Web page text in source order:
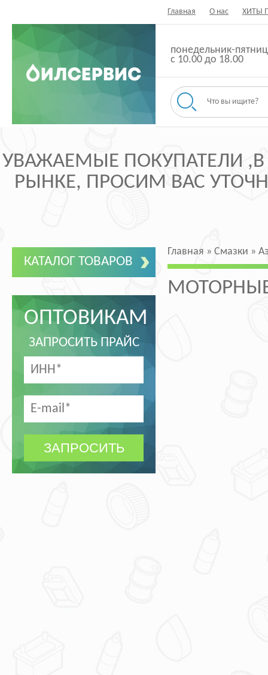
Главная О нас ХИТЫ
понедельник-
с 10.00 до 18.00
УВАЖАЕМЫЕ ПОКУПАТЕЛИ
РЫНКЕ, ПРОСИМ ВАС
КАТАЛОГ ТОВАРОВ
ОПТОВИКАМ
ЗАПРОСИТЬ ПРАЙС
Главная » Смазки »